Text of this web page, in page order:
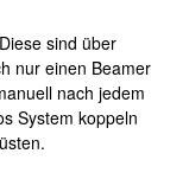
sind über
nur einen Beamer
nach jedem
System koppeln